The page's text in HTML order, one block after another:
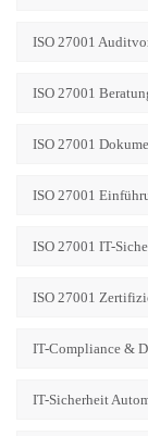
ISO 27001
ISO 27001
ISO 27001
ISO 27001
ISO 27001 IT-
ISO 27001
IT-Compliance &
IT-Sicherheit